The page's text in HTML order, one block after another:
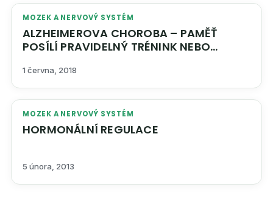
MOZEK A NERVOVÝ SYSTÉM
ALZHEIMEROVA CHOROBA – PAMĚŤ
POSÍLÍ PRAVIDELNÝ TRÉNINK NEBO
1 června, 2018
MOZEK A NERVOVÝ SYSTÉM
HORMONÁLNÍ REGULACE
5 února, 2013